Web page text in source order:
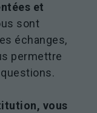
et
sont
échanges,
permettre
vous